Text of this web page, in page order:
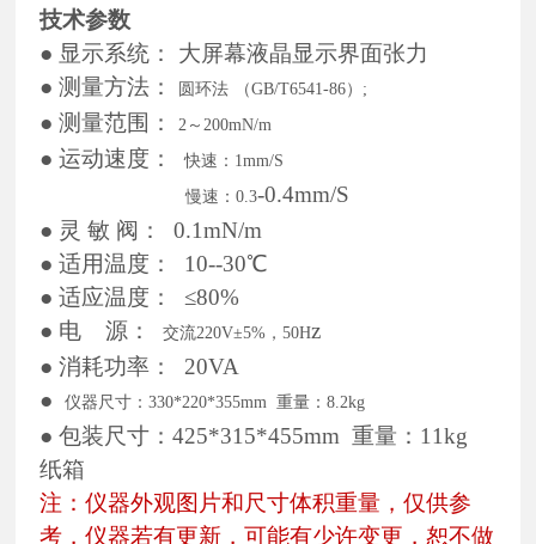
技术参数
● 显示系统：
大屏幕液晶显示界面张力
● 测量方法： 圆环法 （GB/T6541-86）;
● 测量范围： 2 ～ 200mN/m
● 运动速度： 快速： 1mm/S
慢速：0.3-0.4mm/S
● 灵 敏 阀：
0.1mN/m
● 适用温度：
10--30℃
● 适应温度：
≤80%
● 电 源： 交流220V±5%，50Hz
● 消耗功率：
20VA
●
仪器尺寸：330*220*355mm 重量：8.2kg
● 包装尺寸：425*315*455mm 重量：11kg
纸箱
注：仪器外观图片和尺寸体积重量，仅供参
考，仪器若有更新，可能有少许变更，恕不做